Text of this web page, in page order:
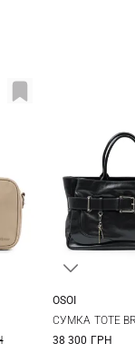
OSOI
СУМКА TOTE
38 300 ГРН